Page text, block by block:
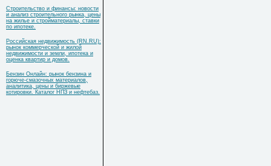
Строительство и финансы: новости
и анализ строительного рынка, цены
на жилье и стройматериалы, ставки
по ипотеке.
Российская недвижимость (RN.RU):
рынок коммерческой и жилой
недвижимости и земли, ипотека и
оценка квартир и домов.
Бензин Онлайн: рынок бензина и
горюче-смазочных материалов,
аналитика, цены и биржевые
котировки. Каталог НПЗ и нефтебаз.